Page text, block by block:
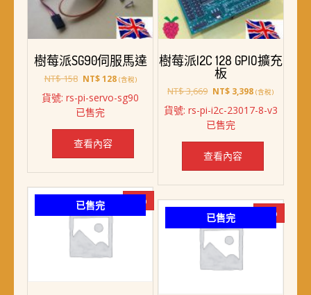
樹莓派SG90伺服馬達
NT$158 原
價
格：
NT$ 158。
NT$128目
價
NT$ 128。
(含稅)
貨號: rs-pi-servo-sg90
已售完
查看內容
樹莓派I2C 128 GPIO擴充
板
NT$3,669 原
價
格：
NT$ 3,669。
NT$ 3,398目
價
NT$ 3,398。
(含稅)
貨號: rs-pi-i2c-23017-8-v3
已售完
查看內容
已售完 -6%
已售完 -8%